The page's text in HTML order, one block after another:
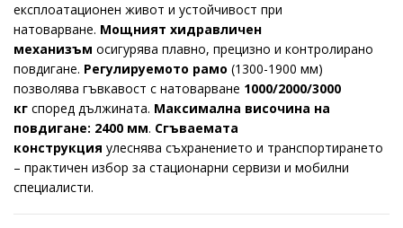
експлоатационен живот и устойчивост при
натоварване. Мощният хидравличен
механизъм осигурява плавно, прецизно и контролирано
повдигане. Регулируемото рамо (1300-1900 мм)
позволява гъвкавост с натоварване 1000/2000/3000
кг според дължината. Максимална височина на
повдигане: 2400 мм. Сгъваемата
конструкция улеснява съхранението и транспортирането
– практичен избор за стационарни сервизи и мобилни
специалисти.